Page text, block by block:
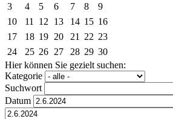
3
4 5 6 7 8
9
10
11 12 13 14 15 16
17
18 19 20 21 22 23
24
25 26 27 28 29 30
Hier können Sie gezielt suchen:
Kategorie
Suchwort
Datum